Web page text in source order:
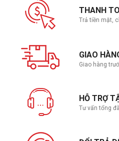
THANH
Trả tiền mặt,
GIAO
Giao hàng
HỖ TRỢ
Tư vấn tổng